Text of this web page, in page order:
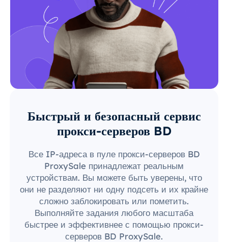
Быстрый и безопасный сервис
прокси-серверов BD
Все IP-адреса в пуле прокси-серверов BD
ProxySale принадлежат реальным
устройствам. Вы можете быть уверены, что
они не разделяют ни одну подсеть и их крайне
сложно заблокировать или пометить.
Выполняйте задания любого масштаба
быстрее и эффективнее с помощью прокси-
серверов BD ProxySale.